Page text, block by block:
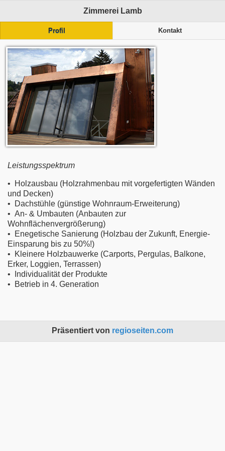
Zimmerei Lamb
Profil Kontakt
Leistungsspektrum
• Holzausbau (Holzrahmenbau mit vorgefertigten Wänden
und Decken)
• Dachstühle (günstige Wohnraum-Erweiterung)
• An- & Umbauten (Anbauten zur
Wohnflächenvergrößerung)
• Enegetische Sanierung (Holzbau der Zukunft, Energie-
Einsparung bis zu 50%!)
• Kleinere Holzbauwerke (Carports, Pergulas, Balkone,
Erker, Loggien, Terrassen)
• Individualität der Produkte
• Betrieb in 4. Generation
Präsentiert von regioseiten.com